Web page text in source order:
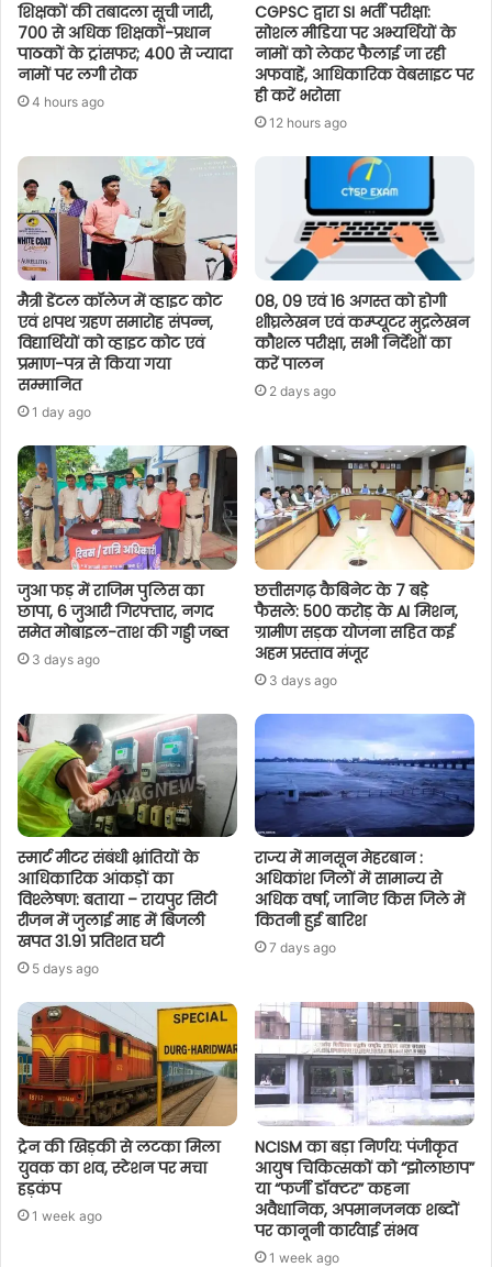
शिक्षकों की तबादला सूची जारी,
700 से अधिक शिक्षकों-प्रधान
पाठकों के ट्रांसफर; 400 से ज्यादा
नामों पर लगी रोक
4 hours ago
CGPSC द्वारा SI भर्ती परीक्षा:
सोशल मीडिया पर अभ्यर्थियों के
नामों को लेकर फैलाई जा रही
अफवाहें, आधिकारिक वेबसाइट पर
ही करें भरोसा
12 hours ago
मैत्री डेंटल कॉलेज में व्हाइट कोट
एवं शपथ ग्रहण समारोह संपन्न,
विद्यार्थियों को व्हाइट कोट एवं
प्रमाण-पत्र से किया गया
सम्मानित
1 day ago
08, 09 एवं 16 अगस्त को होगी
शीघ्रलेखन एवं कम्प्यूटर मुद्रलेखन
कौशल परीक्षा, सभी निर्देशों का
करें पालन
2 days ago
जुआ फड़ में राजिम पुलिस का
छापा, 6 जुआरी गिरफ्तार, नगद
समेत मोबाइल-ताश की गड्डी जब्त
3 days ago
छत्तीसगढ़ कैबिनेट के 7 बड़े
फैसले: 500 करोड़ के AI मिशन,
ग्रामीण सड़क योजना सहित कई
अहम प्रस्ताव मंजूर
3 days ago
स्मार्ट मीटर संबंधी भ्रांतियों के
आधिकारिक आंकड़ों का
विश्लेषण: बताया – रायपुर सिटी
रीजन में जुलाई माह में बिजली
खपत 31.91 प्रतिशत घटी
5 days ago
राज्य में मानसून मेहरबान :
अधिकांश जिलों में सामान्य से
अधिक वर्षा, जानिए किस जिले में
कितनी हुई बारिश
7 days ago
ट्रेन की खिड़की से लटका मिला
युवक का शव, स्टेशन पर मचा
हड़कंप
1 week ago
NCISM का बड़ा निर्णय: पंजीकृत
आयुष चिकित्सकों को “झोलाछाप”
या “फर्जी डॉक्टर” कहना
अवैधानिक, अपमानजनक शब्दों
पर कानूनी कार्रवाई संभव
1 week ago